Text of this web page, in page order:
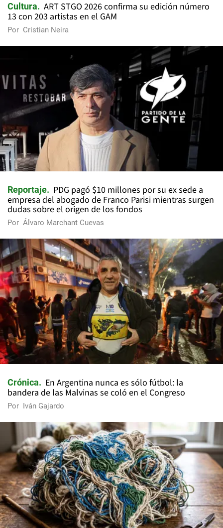
Cultura
ART STGO 2026 confirma su edición número
13 con 203 artistas en el GAM
Por Cristian Neira
Reportaje
PDG pagó $10 millones por su ex sede a
empresa del abogado de Franco Parisi mientras surgen
dudas sobre el origen de los fondos
Por Álvaro Marchant Cuevas
Crónica
En Argentina nunca es sólo fútbol: la
bandera de las Malvinas se coló en el Congreso
Por Iván Gajardo